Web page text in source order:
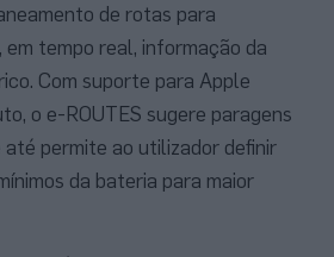
de rotas para
tempo real, informação da
Com suporte para Apple
o e-ROUTES sugere paragens
permite ao utilizador definir
da bateria para maior